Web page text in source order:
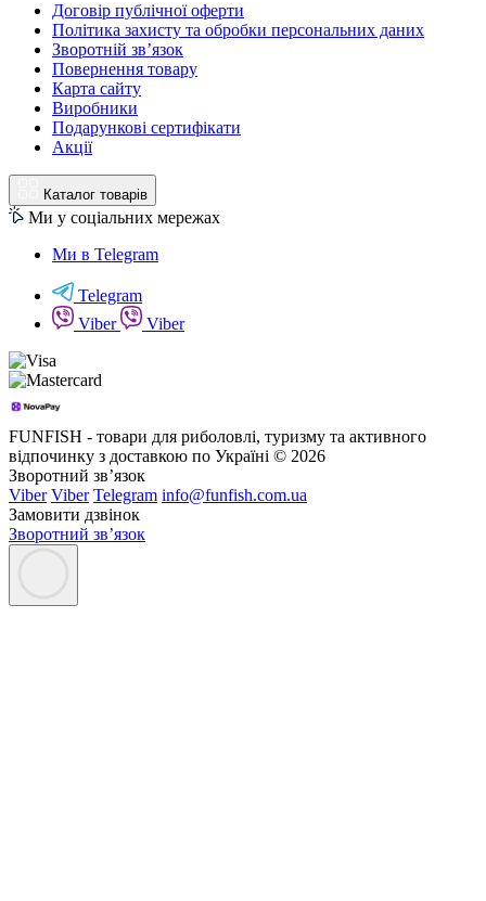
Договір публічної оферти
Політика захисту та обробки персональних даних
Зворотній зв’язок
Повернення товару
Карта сайту
Виробники
Подарункові сертифікати
Акції
Каталог товарів
Ми у соціальних мережах
Ми в Telegram
Telegram
Viber
Viber
FUNFISH - товари для риболовлі, туризму та активного
відпочинку з доставкою по Україні © 2026
Зворотний зв’язок
Viber Viber Telegram info@funfish.com.ua
Замовити дзвінок
Зворотний зв’язок